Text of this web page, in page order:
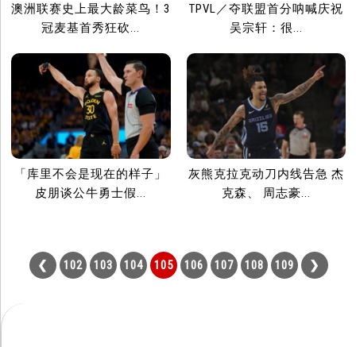
澳洲联赛史上最大龄菜鸟！3
冠麦基首秀狂砍...
TPVL／夺联盟首分呐喊庆祝
吴宗轩：很...
「库里不会是现在的样子」
皮朋谈公牛勇士假...
灰熊克拉克动刀内线告急 杰
克森、 周志豪...
102 103 104 105 106 107 108 109